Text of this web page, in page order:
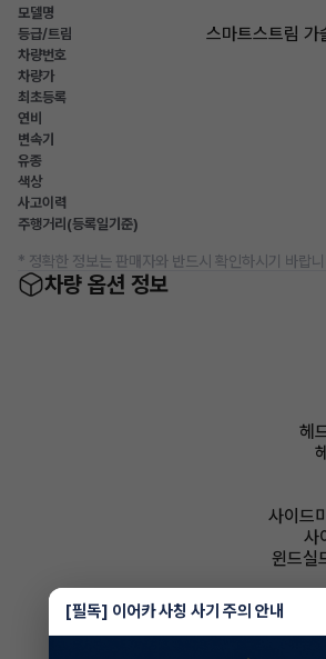
모델명
등급/트림 스마트스트림
차량번호
차량가
최초등록
연비
변속기
유종
색상
사고이력
주행거리(등록일기준)
* 정확한 정보는 판매자와 반드시 확인하시기 바랍
차량 옵션 정보
헤
사이드
사
윈드실
[필독] 이어카 사칭 사기 주의 안내